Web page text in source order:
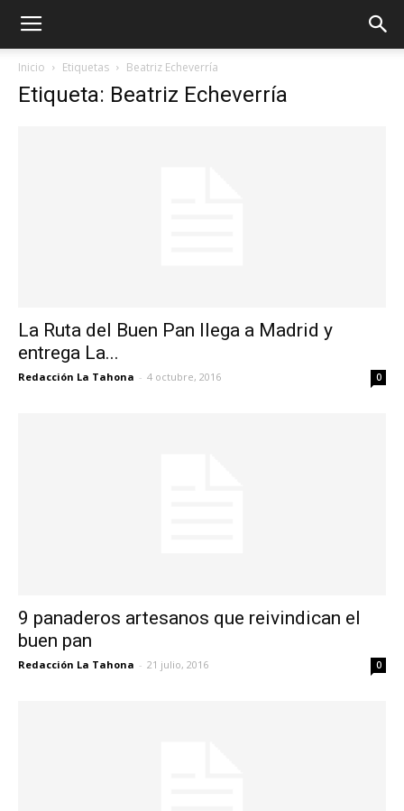
Inicio Etiquetas Beatriz Echeverría
Etiqueta: Beatriz Echeverría
La Ruta del Buen Pan llega a Madrid y
entrega La...
Redacción La Tahona - 4 octubre, 2016 0
9 panaderos artesanos que reivindican el
buen pan
Redacción La Tahona - 21 julio, 2016 0